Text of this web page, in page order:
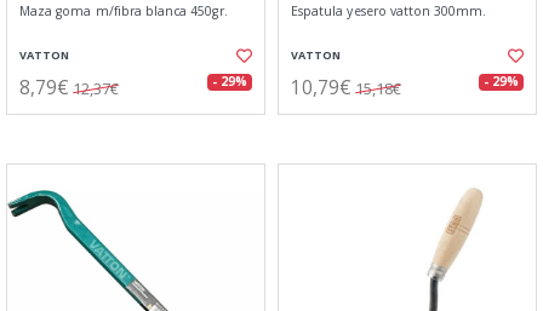
Maza goma m/fibra blanca 450gr.
VATTON
8,79€ 12,37€ - 29%
Espatula yesero vatton 300mm.
VATTON
10,79€ 15,18€ - 29%